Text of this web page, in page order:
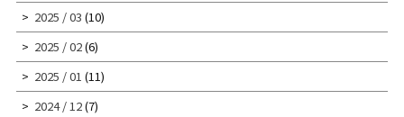
2025 / 03 (10)
2025 / 02(6)
2025 / 01 (11)
2024 / 12(7)